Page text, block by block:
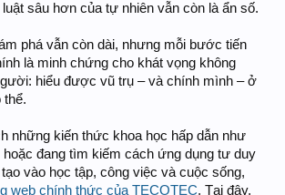
sâu hơn của tự nhiên vẫn còn là ẩn số.
phá vẫn còn dài, nhưng mỗi bước tiến
là minh chứng cho khát vọng không
hiểu được vũ trụ – và chính mình – ở
thể.
những kiến thức khoa học hấp dẫn như
hoặc đang tìm kiếm cách ứng dụng tư duy
vào học tập, công việc và cuộc sống,
web chính thức của TECOTEC. Tại đây,